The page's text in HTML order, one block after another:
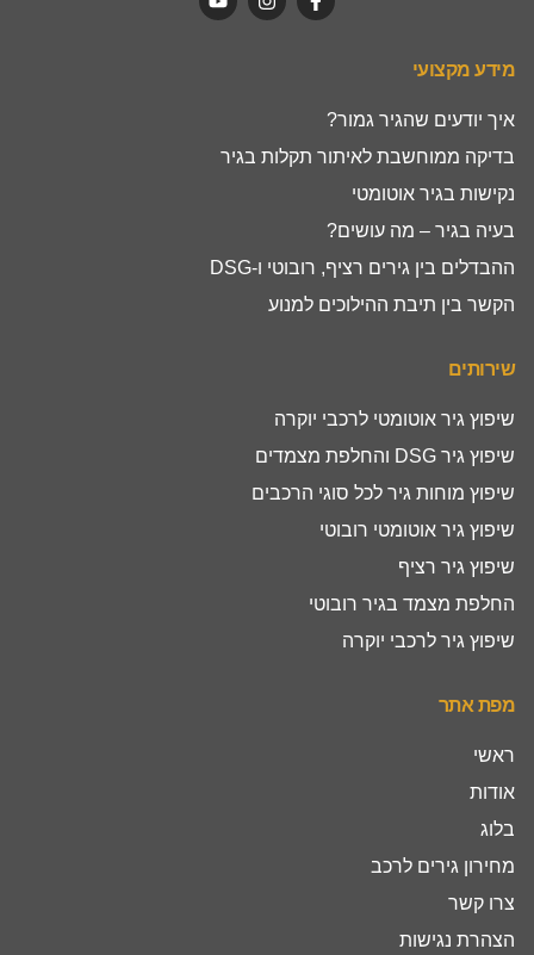
מידע מקצועי
איך יודעים שהגיר גמור?
בדיקה ממוחשבת לאיתור תקלות בגיר
נקישות בגיר אוטומטי
בעיה בגיר – מה עושים?
ההבדלים בין גירים רציף, רובוטי ו-DSG
הקשר בין תיבת ההילוכים למנוע
שירותים
שיפוץ גיר אוטומטי לרכבי יוקרה
שיפוץ גיר DSG והחלפת מצמדים
שיפוץ מוחות גיר לכל סוגי הרכבים
שיפוץ גיר אוטומטי רובוטי
שיפוץ גיר רציף
החלפת מצמד בגיר רובוטי
שיפוץ גיר לרכבי יוקרה
מפת אתר
ראשי
אודות
בלוג
מחירון גירים לרכב
צרו קשר
הצהרת נגישות